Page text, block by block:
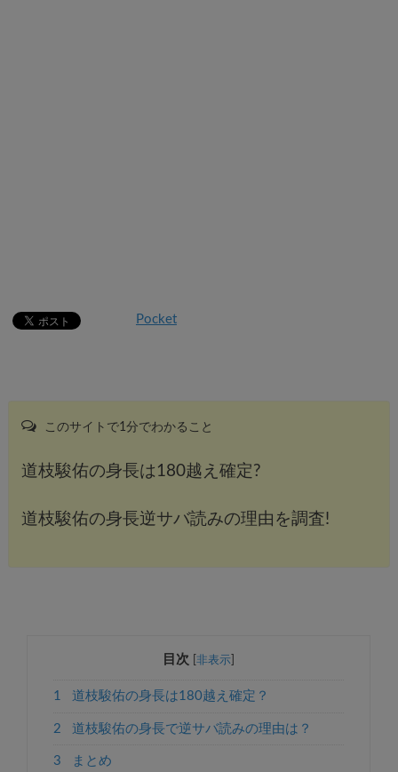
Pocket
このサイトで1分でわかること
道枝駿佑の身長は180越え確定?
道枝駿佑の身長逆サバ読みの理由を調査!
目次 [非表示
1 道枝駿佑の身長は180越え確定？
2 道枝駿佑の身長で逆サバ読みの理由は？
3 まとめ